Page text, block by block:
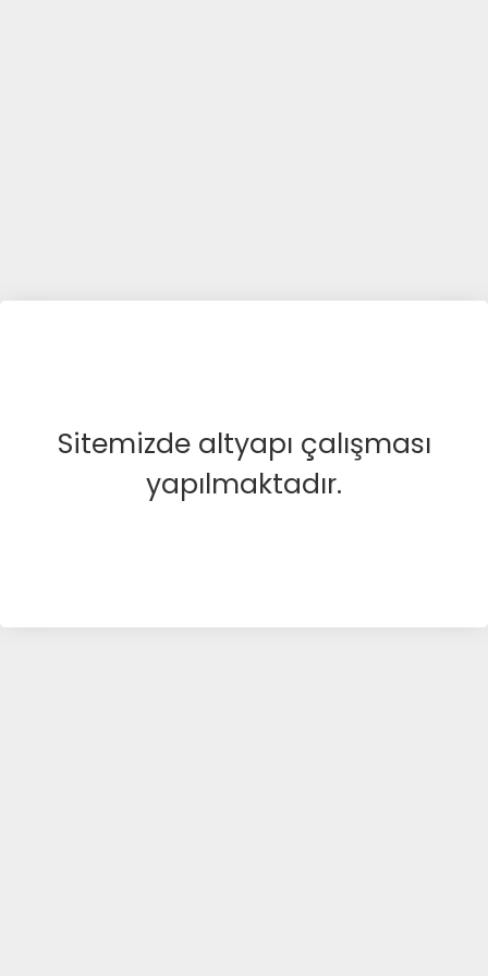
Sitemizde altyapı çalışması
yapılmaktadır.